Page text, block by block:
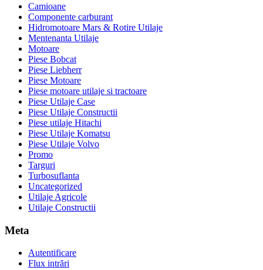
Camioane
Componente carburant
Hidromotoare Mars & Rotire Utilaje
Mentenanta Utilaje
Motoare
Piese Bobcat
Piese Liebherr
Piese Motoare
Piese motoare utilaje si tractoare
Piese Utilaje Case
Piese Utilaje Constructii
Piese utilaje Hitachi
Piese Utilaje Komatsu
Piese Utilaje Volvo
Promo
Targuri
Turbosuflanta
Uncategorized
Utilaje Agricole
Utilaje Constructii
Meta
Autentificare
Flux intrări